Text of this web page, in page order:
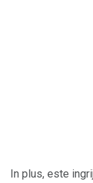
In plus, este